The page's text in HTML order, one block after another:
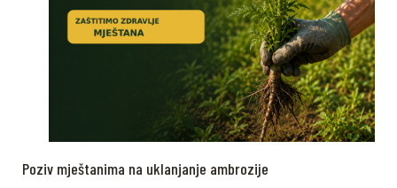
Poziv mještanima na uklanjanje ambrozije